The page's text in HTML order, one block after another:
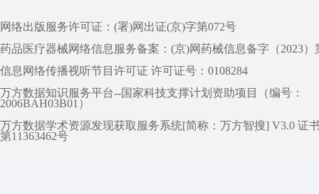
网络出版服务许可证：(署)网出证(京)字第072号
药品医疗器械网络信息服务备案：(京)网药械信息备字（2023）
信息网络传播视听节目许可证 许可证号：0108284
万方数据知识服务平台--国家科技支撑计划资助项目（编号：
2006BAH03B01）
万方数据学术资源发现获取服务系统[简称：万方智搜] V3.0 证
第11363462号